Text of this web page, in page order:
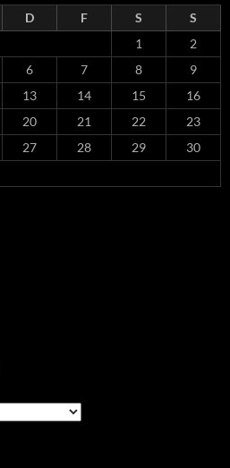
D F S
S
1
2
6 7 8
9
13 14 15
16
20 21 22
23
27 28 29
30